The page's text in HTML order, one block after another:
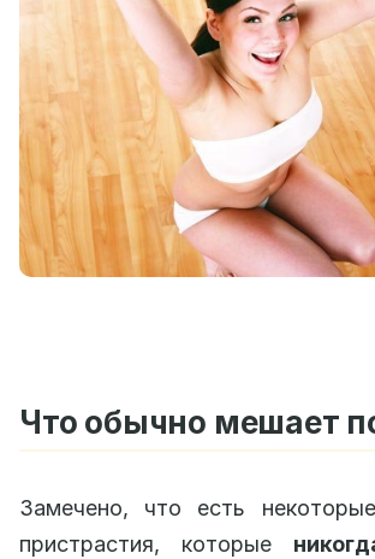
Что обычно мешает
Замечено, что есть
пристрастия, которые